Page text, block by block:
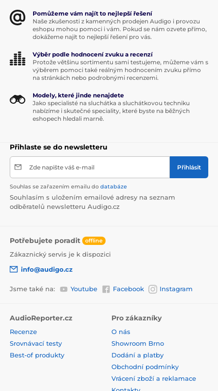
Pomůžeme vám najít to nejlepší řešení
Naše zkušenosti z kamenných prodejen Audigo i provozu
eshopu mohou pomoci i vám. Pokud se nám ozvete přímo,
dokážeme najít to nejlepší řešení pro vás.
Výběr podle hodnocení zvuku a recenzí
Protože většinu sortimentu sami testujeme, můžeme vám s
výběrem pomoci také reálným hodnocením zvuku přímo
na stránkách nebo podrobnými recenzemi.
Modely, které jinde nenajdete
Jako specialisté na sluchátka a sluchátkovou techniku
nabízíme i skutečné speciality, které byste na běžných
eshopech hledali marně.
Přihlaste se do newsletteru
Zde napište váš e-mail Přihlásit
Souhlas se zařazením emailu do databáze
Souhlasím s uložením emailové adresy na seznam
odběratelů newsletteru Audigo.cz
Potřebujete poradit offline
Zákaznický servis je k dispozici
info@audigo.cz
Jsme také na: Youtube Facebook Instagram
AudioReporter.cz
Recenze
Srovnávací testy
Best-of produkty
Pro zákazníky
O nás
Showroom Brno
Dodání a platby
Obchodní podmínky
Vrácení zboží a reklamace